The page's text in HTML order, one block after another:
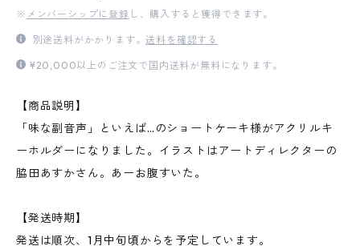
※ メンバーシップに登録 し、購入すると獲得できます。
別途送料がかかります。送料を確認する
¥20,000以上のご注文で国内送料が無料になります。
【商品説明】
「味な副音声」といえば…のショートケーキ様がアクリルキ
ーホルダーになりました。イラストはアートディレクターの
脇田あすかさん。あーお腹すいた。
【発送時期】
発送は順次、1月中旬頃からを予定しています。